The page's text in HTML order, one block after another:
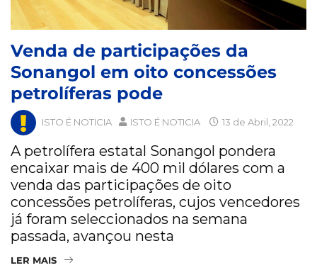
Venda de participações da
Sonangol em oito concessões
petrolíferas pode
ISTO É NOTICIA ISTO É NOTICIA 13 de Abril, 2022
A petrolífera estatal Sonangol pondera
encaixar mais de 400 mil dólares com a
venda das participações de oito
concessões petrolíferas, cujos vencedores
já foram seleccionados na semana
passada, avançou nesta
LER MAIS